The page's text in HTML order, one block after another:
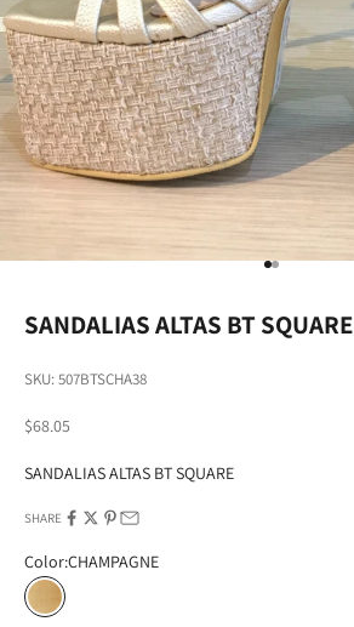
Go to item 1
Go to item 2
SANDALIAS ALTAS BT SQUARE
SKU: 507BTSCHA38
Sale price
$68.05
SANDALIAS ALTAS BT SQUARE
SHARE
Color:CHAMPAGNE
CHAMPAGNE